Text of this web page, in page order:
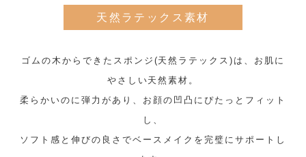
天然ラテックス素材
ゴムの木からできたスポンジ(天然ラテックス)は、お肌に
やさしい天然素材。
柔らかいのに弾力があり、お顔の凹凸にぴたっとフィット
し、
ソフト感と伸びの良さでベースメイクを完璧にサポートし